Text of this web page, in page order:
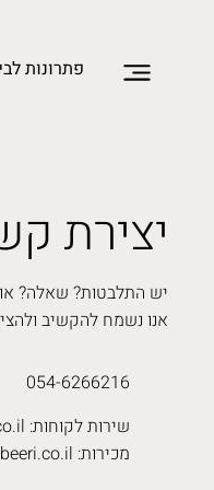
פתרונות
יצירת
יש התלבטות? שאלה?
אנו נשמח להקשיב
054-6266216
שירות לקוחות:
מכירות: